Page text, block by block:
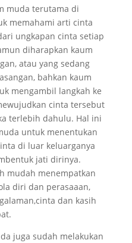
muda terutama di
memahami arti cinta
ungkapan cinta setiap
diharapkan kaum
atau yang sedang
bahkan kaum
mengambil langkah ke
cinta tersebut
terlebih dahulu. Hal ini
untuk menentukan
di luar keluarganya
jati dirinya.
mudah menempatkan
diri dan perasaaan,
dan kasih
juga sudah melakukan